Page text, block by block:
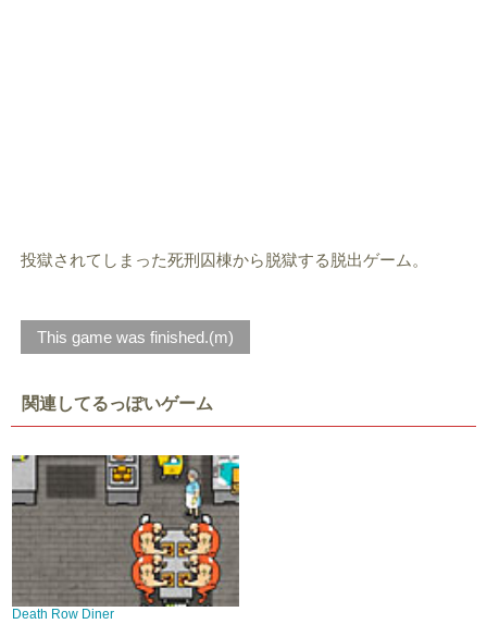
投獄されてしまった死刑囚棟から脱獄する脱出ゲーム。
This game was finished.(m)
関連してるっぽいゲーム
Death Row Diner